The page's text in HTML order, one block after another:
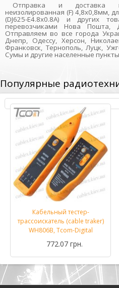
Отправка и доставка
неизолированная (F) 4,8х0,8мм,
(DJ625-E4.8x0.8А) и других
перевозчиками Нова Пошта,
Отправляем во все города
Днепр, Одессу, Херсон,
Франковск, Тернополь, Луцк,
Сумы и другие населенные
Популярные
Кабельный тестер-
трассоискатель (cable traker)
WH806B, Tcom-Digital
772.07 грн.